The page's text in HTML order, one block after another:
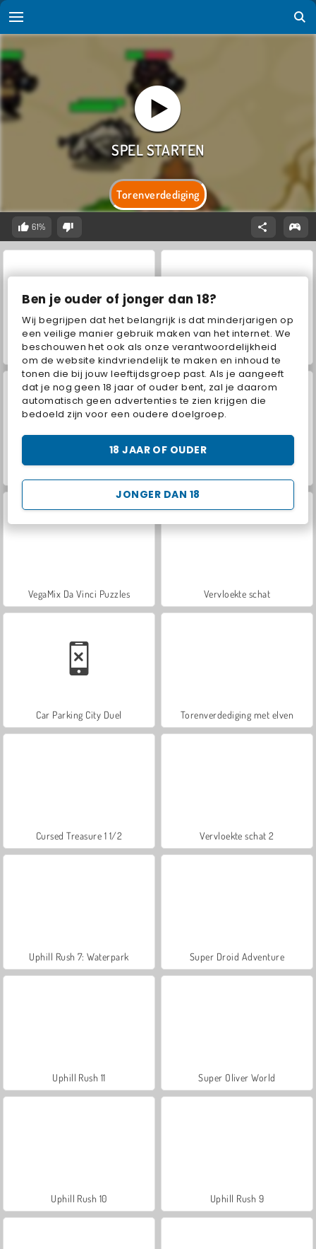
Ben je ouder of jonger dan 18?
Wij begrijpen dat het belangrijk is dat minderjarigen op
een veilige manier gebruik maken van het internet. We
beschouwen het ook als onze verantwoordelijkheid
om de website kindvriendelijk te maken en inhoud te
tonen die bij jouw leeftijdsgroep past. Als je aangeeft
dat je nog geen 18 jaar of ouder bent, zal je daarom
automatisch geen advertenties te zien krijgen die
bedoeld zijn voor een oudere doelgroep.
JONGER DAN 18
18 JAAR OF OUDER
Torenverdediging
61%
2D torenverdediging Merge Cannon: Chicken Defense
VegaMix Da Vinci Puzzles Vervloekte schat
Car Parking City Duel Torenverdediging met elven
Cursed Treasure 1 1/2 Vervloekte schat 2
Uphill Rush 7: Waterpark Super Droid Adventure
Uphill Rush 11 Super Oliver World
Uphill Rush 10 Uphill Rush 9